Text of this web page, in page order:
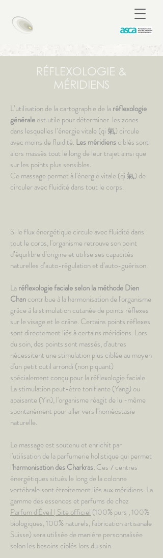
RÉFLEXOLOGIE &
MÉRIDIENS
L’utilisation de la cartographie de laréflexologie
généraleest utile pour déterminer les zones
dans lesquelles l’énergie vitale (qi 氣) circule
avec moins de fluidité. Les méridiensciblés sont
alors massés tout le long de leur trajet ainsi que
sur les points plus sensibles.
Ce massage permet à l'énergie vitale (qi 氣) de
circuler avec fluidité dans tout le corps.
Si le flux énergétique circule avec fluidité dans
tout le corps, l'organisme retrouve son point
d’équilibre d’origine et utilise ses capacités
naturelles d’auto-régulation et d’auto-guérison.
Laréflexologie faciale selon la méthode Dien
Chancontribue à la harmonisation de l'organisme
grâce à la stimulation cutanée de points réflexes
sur le visage et le crâne. Certains points réflexes
sont directement liés à certains méridiens. Lors
du soin, des points sont massés, d'autres
nécessitent une stimulation plus ciblée au moyen
d'un petit outil arrondi (non piquant)
spécialement conçu pour la réflexologie faciale.
La stimulation peut-être tonifiante (Yang) ou
apaisante (Yin), l'organisme réagit de lui-même
spontanément pour aller vers l'homéostasie
naturelle.
Le massage est soutenu et enrichit par
l'utilisation de la parfumerie holistique qui permet
l'harmonisation des Charkras.Ces 7 centres
énergétiques situés le long de la colonne
vertébrale sont étroitement liés aux méridiens. La
gamme des essences et parfums de chez
Parfum d'Éveil | Site officiel (100% purs , 100%
biologiques, 100% naturels, fabrication artisanale
Suisse) sera utilisée de manière personnalisée
selon les besoins ciblés lors du soin.